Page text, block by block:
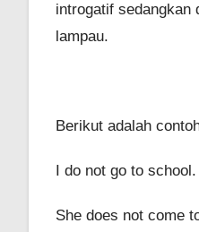
introgatif sedangkan
lampau.
Berikut adalah
I do not go to school.
She does not come